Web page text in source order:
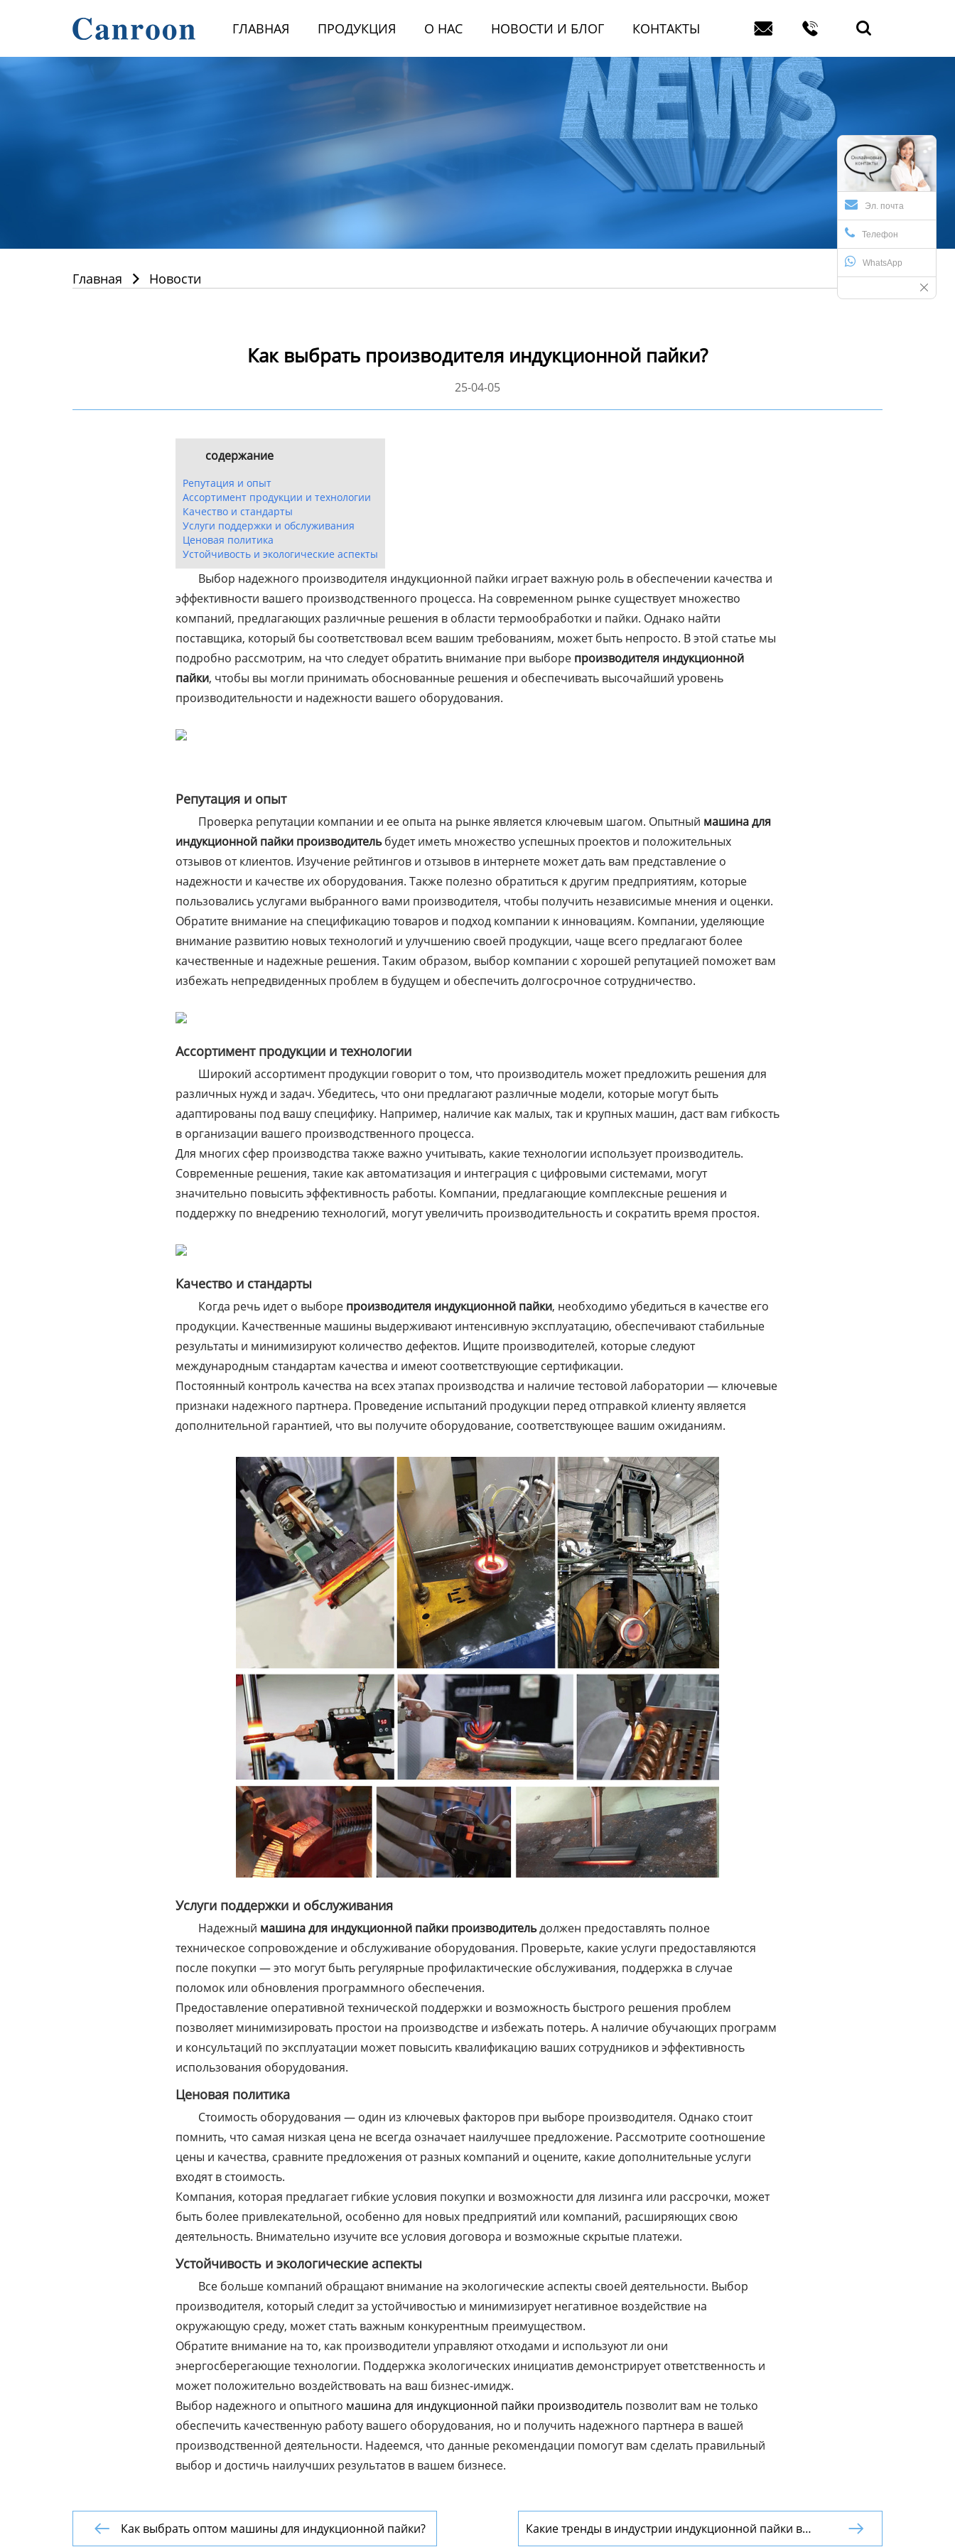
ГЛАВНАЯ ПРОДУКЦИЯ О НАС НОВОСТИ И БЛОГ КОНТАКТЫ   
Продукция
Эл. почта
Телефон
WhatsApp
Главная  Новости
Как выбрать производителя индукционной пайки?
25-04-05
содержание
Репутация и опыт
Ассортимент продукции и технологии
Качество и стандарты
Услуги поддержки и обслуживания
Ценовая политика
Устойчивость и экологические аспекты
Выбор надежного производителя индукционной пайки играет важную роль в обеспечении качества и
эффективности вашего производственного процесса. На современном рынке существует множество
компаний, предлагающих различные решения в области термообработки и пайки. Однако найти
поставщика, который бы соответствовал всем вашим требованиям, может быть непросто. В этой статье мы
подробно рассмотрим, на что следует обратить внимание при выборе производителя индукционной
пайки, чтобы вы могли принимать обоснованные решения и обеспечивать высочайший уровень
производительности и надежности вашего оборудования.
Репутация и опыт
Проверка репутации компании и ее опыта на рынке является ключевым шагом. Опытный машина для
индукционной пайки производительбудет иметь множество успешных проектов и положительных
отзывов от клиентов. Изучение рейтингов и отзывов в интернете может дать вам представление о
надежности и качестве их оборудования. Также полезно обратиться к другим предприятиям, которые
пользовались услугами выбранного вами производителя, чтобы получить независимые мнения и оценки.
Обратите внимание на спецификацию товаров и подход компании к инновациям. Компании, уделяющие
внимание развитию новых технологий и улучшению своей продукции, чаще всего предлагают более
качественные и надежные решения. Таким образом, выбор компании с хорошей репутацией поможет вам
избежать непредвиденных проблем в будущем и обеспечить долгосрочное сотрудничество.
Ассортимент продукции и технологии
Широкий ассортимент продукции говорит о том, что производитель может предложить решения для
различных нужд и задач. Убедитесь, что они предлагают различные модели, которые могут быть
адаптированы под вашу специфику. Например, наличие как малых, так и крупных машин, даст вам гибкость
в организации вашего производственного процесса.
Для многих сфер производства также важно учитывать, какие технологии использует производитель.
Современные решения, такие как автоматизация и интеграция с цифровыми системами, могут
значительно повысить эффективность работы. Компании, предлагающие комплексные решения и
поддержку по внедрению технологий, могут увеличить производительность и сократить время простоя.
Качество и стандарты
Когда речь идет о выборе производителя индукционной пайки, необходимо убедиться в качестве его
продукции. Качественные машины выдерживают интенсивную эксплуатацию, обеспечивают стабильные
результаты и минимизируют количество дефектов. Ищите производителей, которые следуют
международным стандартам качества и имеют соответствующие сертификации.
Постоянный контроль качества на всех этапах производства и наличие тестовой лаборатории — ключевые
признаки надежного партнера. Проведение испытаний продукции перед отправкой клиенту является
дополнительной гарантией, что вы получите оборудование, соответствующее вашим ожиданиям.
Услуги поддержки и обслуживания
Надежный машина для индукционной пайки производительдолжен предоставлять полное
техническое сопровождение и обслуживание оборудования. Проверьте, какие услуги предоставляются
после покупки — это могут быть регулярные профилактические обслуживания, поддержка в случае
поломок или обновления программного обеспечения.
Предоставление оперативной технической поддержки и возможность быстрого решения проблем
позволяет минимизировать простои на производстве и избежать потерь. А наличие обучающих программ
и консультаций по эксплуатации может повысить квалификацию ваших сотрудников и эффективность
использования оборудования.
Ценовая политика
Стоимость оборудования — один из ключевых факторов при выборе производителя. Однако стоит
помнить, что самая низкая цена не всегда означает наилучшее предложение. Рассмотрите соотношение
цены и качества, сравните предложения от разных компаний и оцените, какие дополнительные услуги
входят в стоимость.
Компания, которая предлагает гибкие условия покупки и возможности для лизинга или рассрочки, может
быть более привлекательной, особенно для новых предприятий или компаний, расширяющих свою
деятельность. Внимательно изучите все условия договора и возможные скрытые платежи.
Устойчивость и экологические аспекты
Все больше компаний обращают внимание на экологические аспекты своей деятельности. Выбор
производителя, который следит за устойчивостью и минимизирует негативное воздействие на
окружающую среду, может стать важным конкурентным преимуществом.
Обратите внимание на то, как производители управляют отходами и используют ли они
энергосберегающие технологии. Поддержка экологических инициатив демонстрирует ответственность и
может положительно воздействовать на ваш бизнес-имидж.
Выбор надежного и опытного машина для индукционной пайки производитель позволит вам не только
обеспечить качественную работу вашего оборудования, но и получить надежного партнера в вашей
производственной деятельности. Надеемся, что данные рекомендации помогут вам сделать правильный
выбор и достичь наилучших результатов в вашем бизнесе.
 Как выбрать оптом машины для индукционной пайки?
Какие тренды в индустрии индукционной пайки в
